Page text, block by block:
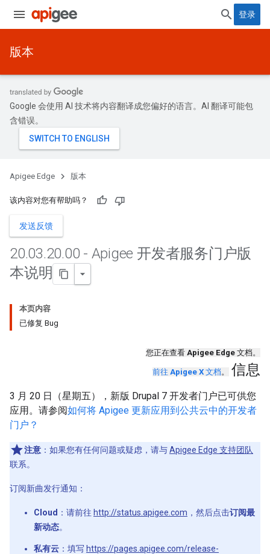
登录
版本
Google 会使用 AI 技术将内容翻译成您偏好的语言。AI 翻译可能包
含错误。
Apigee Edge 版本
该内容对您有帮助吗？
发送反馈
20.03.20.00 - Apigee 开发者服务门户版
本说明
本页内容
已修复 Bug
您正在查看 Apigee Edge 文档。
前往 Apigee X 文档。 信息
3 月 20 日（星期五），新版 Drupal 7 开发者门户已可供您
应用。请参阅如何将 Apigee 更新应用到公共云中的开发者
门户？
注意 ：如果您有任何问题或疑虑，请与Apigee Edge 支持团队
联系。
订阅新曲发行通知：
Cloud ：请前往 http://status.apigee.com ，然后点击订阅最
新动态。
私有云 ：填写 https://pages.apigee.com/release-